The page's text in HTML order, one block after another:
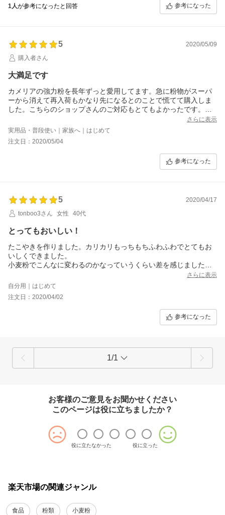
1人が参考になったと回答 参考になった
5
2020/05/09
購入者さん
大満足です
カメリアの強力粉を長年ずっと愛用してます。急に粉物がスーパ
ーから消えて再入荷もかなり先になるとのことで慌てて購入しま
した。こちらのショップさんのご対応もとてもよかったです。あ
さらに表示
実用品・普段使い｜家族へ｜はじめて
注文日：2020/05/04
参考になった
5
2020/04/17
tonboo3さん
女性 40代
とってもおいしい！
たこやきを作りました。カリカリもっちもちふわふわでとてもお
いしくできました。
小麦粉でこんなに変わるのかなっていうくらい差を感じました。
またリピートしたい！
さらに表示
自分用｜はじめて
注文日：2020/04/02
参考になった
1/1
お客様のご意見をお聞かせください
このページは役に立ちましたか？
役に立たなかった 役に立った
楽天市場の関連ジャンル
食品 粉類 小麦粉